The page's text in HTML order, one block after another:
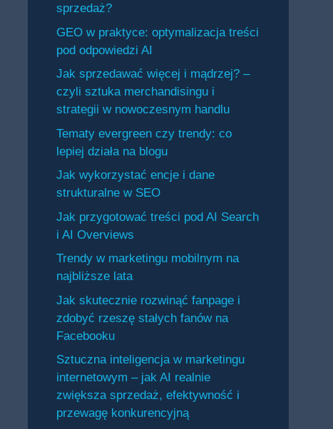
sprzedaż?
GEO w praktyce: optymalizacja treści
pod odpowiedzi AI
Jak sprzedawać więcej i mądrzej? –
czyli sztuka merchandisingu i
strategii w nowoczesnym handlu
Tematy evergreen czy trendy: co
lepiej działa na blogu
Jak wykorzystać encje i dane
strukturalne w SEO
Jak przygotować treści pod AI Search
i AI Overviews
Trendy w marketingu mobilnym na
najbliższe lata
Jak skutecznie rozwinąć fanpage i
zdobyć rzeszę stałych fanów na
Facebooku
Sztuczna inteligencja w marketingu
internetowym – jak AI realnie
zwiększa sprzedaż, efektywność i
przewagę konkurencyjną